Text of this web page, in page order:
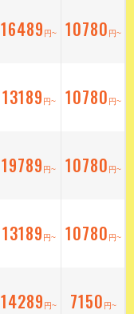
16489 円~ 10780 円~
13189 円~ 10780 円~
19789 円~ 10780 円~
13189 円~ 10780 円~
14289 円~ 7150 円~